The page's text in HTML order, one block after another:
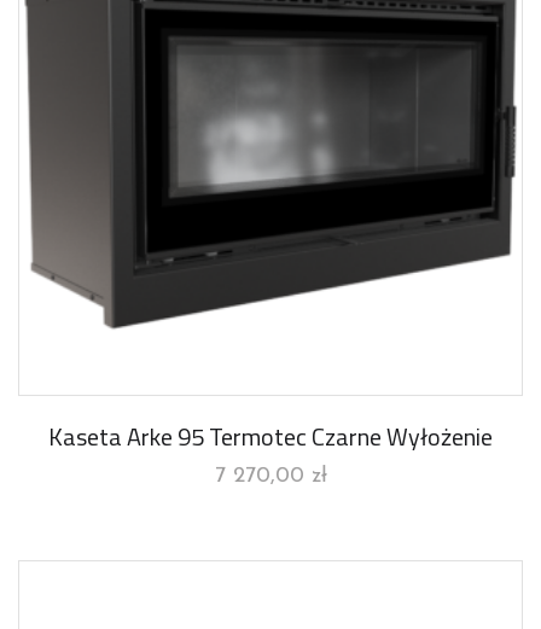
Kaseta Arke 95 Termotec Czarne Wyłożenie
7 270,00 zł